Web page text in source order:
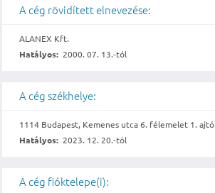
A cég rövidített elnevezése:
ALANEX Kft.
Hatályos: 2000. 07. 13.-tól
A cég székhelye:
1114 Budapest, Kemenes utca 6. félemelet 1. ajtó
Hatályos: 2023. 12. 20.-tól
A cég fióktelepe(i):